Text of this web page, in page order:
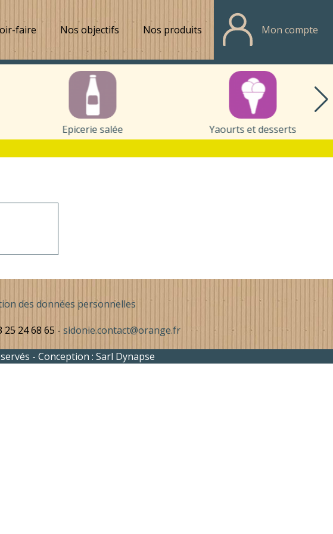
faire Nos objectifs Nos produits Mon compte
Epicerie salée
Yaourts et desserts
des données personnelles
24 68 65 - sidonie.contact@orange.fr
- Conception : Sarl Dynapse